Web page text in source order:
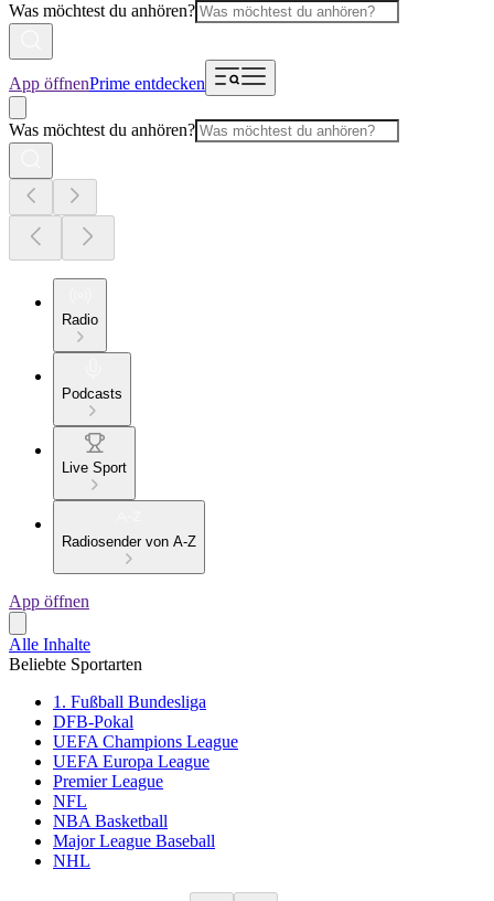
Was möchtest du anhören?
App öffnenPrime entdecken
Was möchtest du anhören?
Radio
Podcasts
Live Sport
Radiosender von A-Z
App öffnen
Alle Inhalte
Beliebte Sportarten
1. Fußball Bundesliga
DFB-Pokal
UEFA Champions League
UEFA Europa League
Premier League
NFL
NBA Basketball
Major League Baseball
NHL